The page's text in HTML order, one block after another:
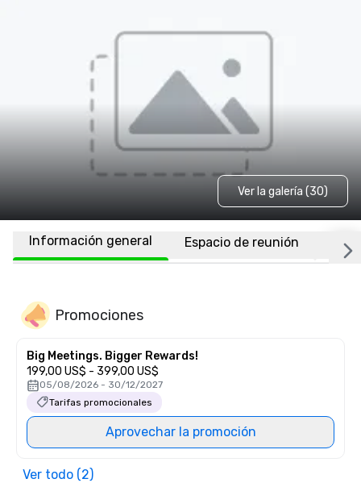
Ver la galería (30)
Información general Espacio de reunión
Promociones
Big Meetings. Bigger Rewards!
199,00 US$ - 399,00 US$
05/08/2026 - 30/12/2027
Tarifas promocionales
Aprovechar la promoción
Ver todo (2)